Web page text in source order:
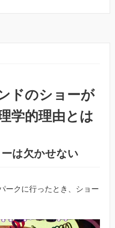
ドのショーが
学的理由とは
は欠かせない
ークに行ったとき、ショー